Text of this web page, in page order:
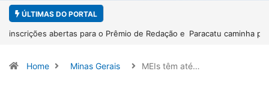
ÚLTIMAS DO PORTAL
Paracatu caminha pelos 20 anos da Lei Maria da Penha
Home Minas Gerais MEIs têm até…